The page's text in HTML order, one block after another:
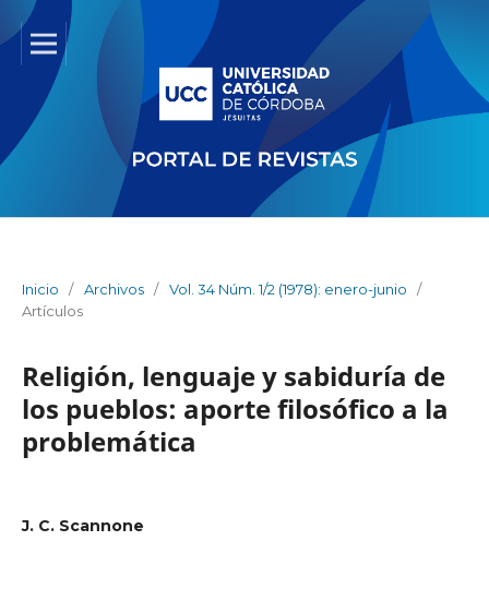
Inicio / Archivos / Vol. 34 Núm. 1/2 (1978): enero-junio
/
Artículos
Religión, lenguaje y sabiduría de
los pueblos: aporte filosófico a la
problemática
J. C. Scannone